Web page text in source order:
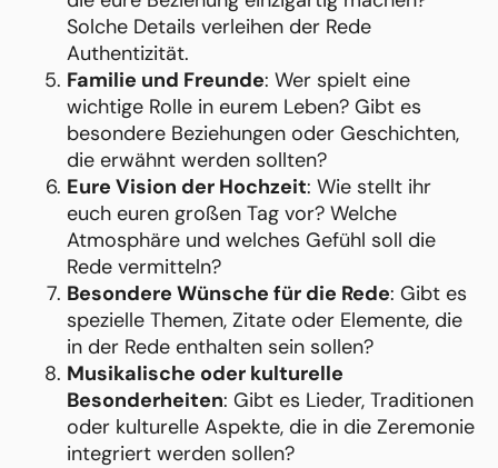
Solche Details verleihen der Rede
Authentizität.
Familie und Freunde: Wer spielt eine
wichtige Rolle in eurem Leben? Gibt es
besondere Beziehungen oder Geschichten,
die erwähnt werden sollten?
Eure Vision der Hochzeit: Wie stellt ihr
euch euren großen Tag vor? Welche
Atmosphäre und welches Gefühl soll die
Rede vermitteln?
Besondere Wünsche für die Rede: Gibt es
spezielle Themen, Zitate oder Elemente, die
in der Rede enthalten sein sollen?
Musikalische oder kulturelle
Besonderheiten: Gibt es Lieder, Traditionen
oder kulturelle Aspekte, die in die Zeremonie
integriert werden sollen?